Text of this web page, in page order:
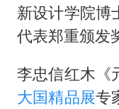
新设计学院博
代表郑重颁发
李忠信红木《
大国精品展专